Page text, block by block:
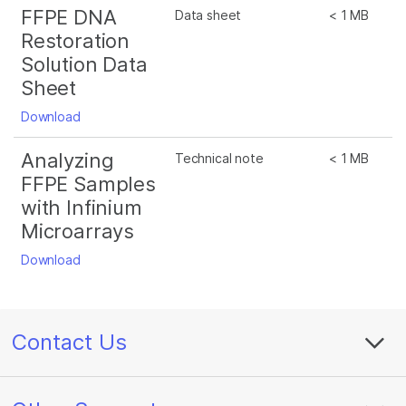
FFPE DNA
Restoration
Solution Data
Sheet
Download
Data sheet < 1 MB
Analyzing
FFPE Samples
with Infinium
Microarrays
Download
Technical note < 1 MB
Contact Us